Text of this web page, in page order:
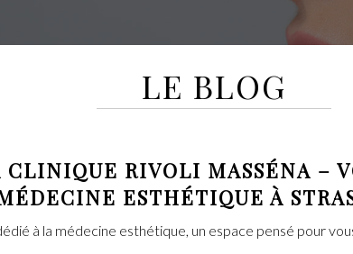
LE BLOG
RIVOLI MASSÉNA –
ESTHÉTIQUE À
à la médecine esthétique, un espace pensé pour